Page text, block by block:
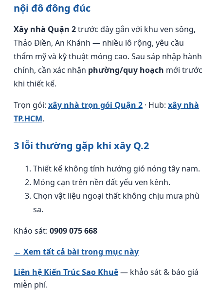
nội đô đông đúc
Xây nhà Quận 2trước đây gắn với khu ven sông,
Thảo Điền, An Khánh — nhiều lô rộng, yêu cầu
thẩm mỹ và kỹ thuật móng cao. Sau sáp nhập hành
chính, cần xác nhận phường/quy hoạch mới trước
khi thiết kế.
Trọn gói: xây nhà trọn gói Quận 2 · Hub: xây nhà
TP.HCM.
3 lỗi thường gặp khi xây Q.2
Thiết kế không tính hướng gió nóng tây nam.
Móng cạn trên nền đất yếu ven kênh.
Chọn vật liệu ngoại thất không chịu mưa phù
sa.
Khảo sát: 0909 075 668
← Xem tất cả bài trong mục này
Liên hệ Kiến Trúc Sao Khuê— khảo sát & báo giá
miễn phí.